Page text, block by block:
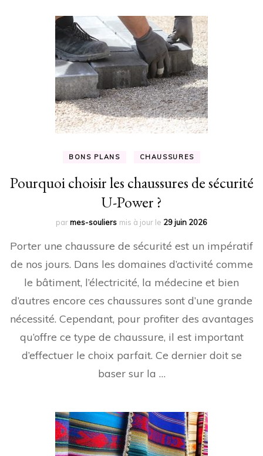
BONS PLANS CHAUSSURES
Pourquoi choisir les chaussures de sécurité
U-Power ?
parmes-souliers mis à jour le 29 juin 2026
Porter une chaussure de sécurité est un impératif
de nos jours. Dans les domaines d’activité comme
le bâtiment, l’électricité, la médecine et bien
d’autres encore ces chaussures sont d’une grande
nécessité. Cependant, pour profiter des avantages
qu’offre ce type de chaussure, il est important
d’effectuer le choix parfait. Ce dernier doit se
baser sur la …